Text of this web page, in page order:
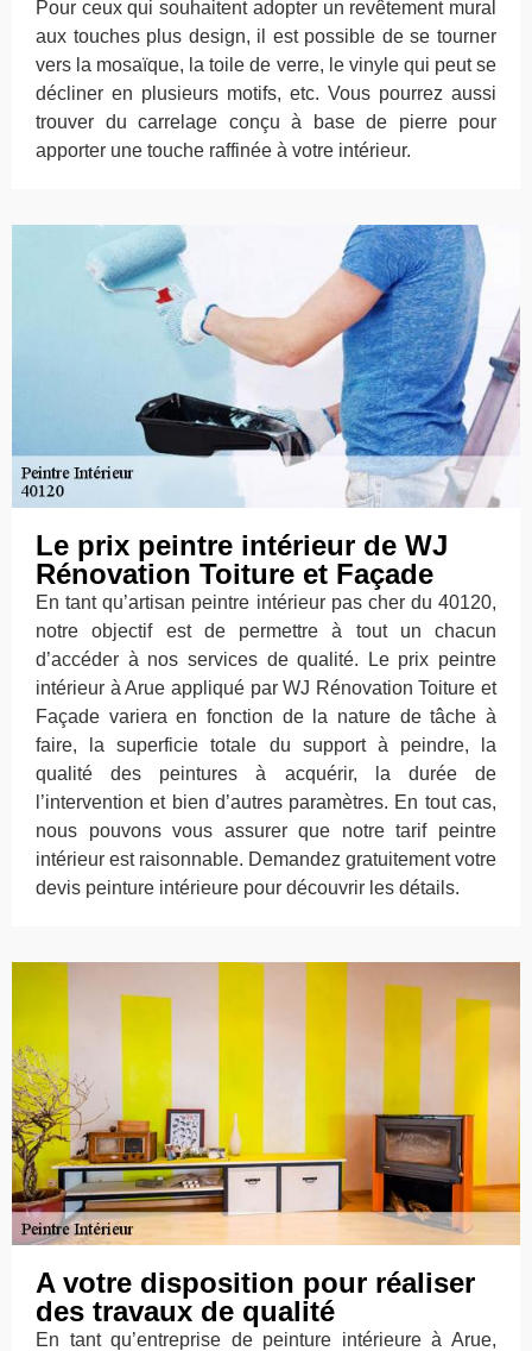
Pour ceux qui souhaitent adopter un revêtement mural
aux touches plus design, il est possible de se tourner
vers la mosaïque, la toile de verre, le vinyle qui peut se
décliner en plusieurs motifs, etc. Vous pourrez aussi
trouver du carrelage conçu à base de pierre pour
apporter une touche raffinée à votre intérieur.
Le prix peintre intérieur de WJ
Rénovation Toiture et Façade
En tant qu’artisan peintre intérieur pas cher du 40120,
notre objectif est de permettre à tout un chacun
d’accéder à nos services de qualité. Le prix peintre
intérieur à Arue appliqué par WJ Rénovation Toiture et
Façade variera en fonction de la nature de tâche à
faire, la superficie totale du support à peindre, la
qualité des peintures à acquérir, la durée de
l’intervention et bien d’autres paramètres. En tout cas,
nous pouvons vous assurer que notre tarif peintre
intérieur est raisonnable. Demandez gratuitement votre
devis peinture intérieure pour découvrir les détails.
A votre disposition pour réaliser
des travaux de qualité
En tant qu’entreprise de peinture intérieure à Arue,